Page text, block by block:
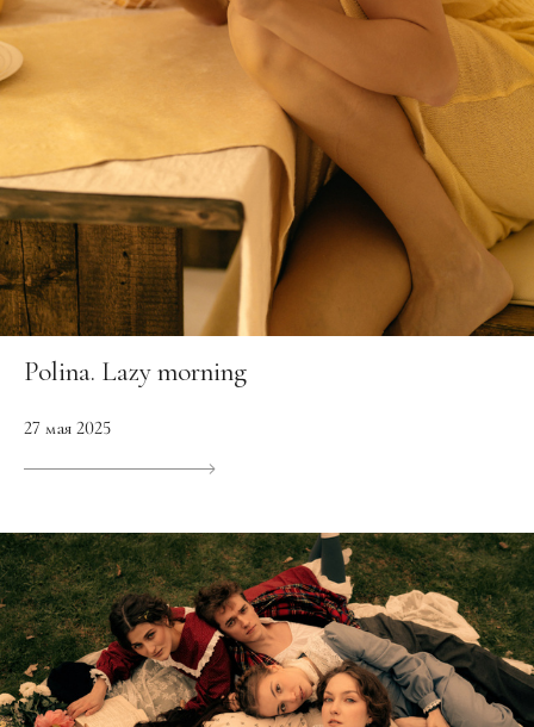
Polina. Lazy morning
27 мая 2025